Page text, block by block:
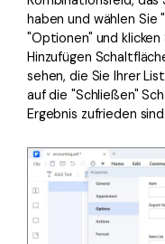
haben und wählen Sie
"Optionen" und klicken
Hinzufügen
sehen, die Sie Ihrer
auf die "Schließen"
Ergebnis zufrieden sind.